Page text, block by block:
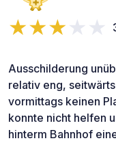
Ausschilderung
relativ eng,
vormittags keinen
konnte nicht helfen
hinterm Bahnhof